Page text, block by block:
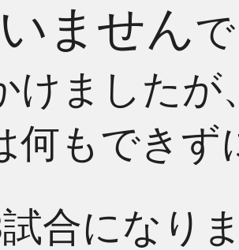
ません
けましたが
何もできず
合になり